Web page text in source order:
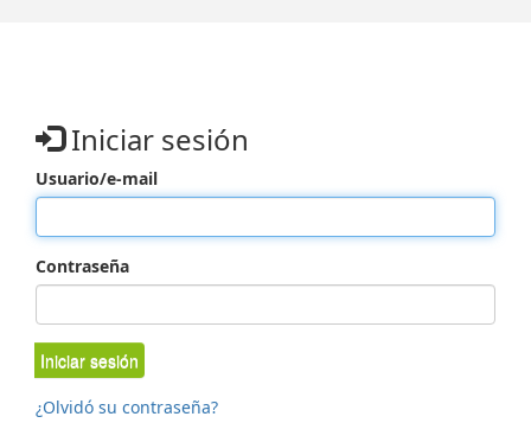
Iniciar sesión
Usuario/e-mail
Contraseña
Iniciar sesión
¿Olvidó su contraseña?